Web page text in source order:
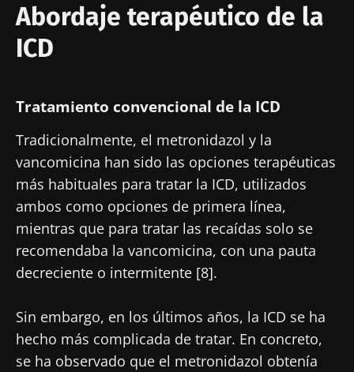
Abordaje terapéutico de la
ICD
Tratamiento convencional de la ICD
Tradicionalmente, el metronidazol y la
vancomicina han sido las opciones terapéuticas
más habituales para tratar la ICD, utilizados
ambos como opciones de primera línea,
mientras que para tratar las recaídas solo se
recomendaba la vancomicina, con una pauta
decreciente o intermitente [8].
Sin embargo, en los últimos años, la ICD se ha
hecho más complicada de tratar. En concreto,
se ha observado que el metronidazol obtenía